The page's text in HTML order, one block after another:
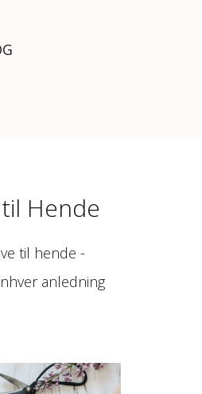
Hende
til hende -
anledning